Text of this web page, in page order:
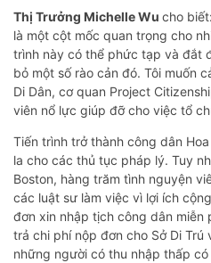
Thị Trưởng Michelle Wu cho
là một cột mốc quan trọng cho
trình này có thể phức tạp và đắt
bỏ một số rào cản đó. Tôi muốn
Di Dân, cơ quan Project
viên nổ lực giúp đỡ cho việc tổ
Tiến trình trở thành công dân
la cho các thủ tục pháp lý. Tuy
Boston, hàng trăm tình nguyện
các luật sư làm việc vì lợi ích
đơn xin nhập tịch công dân miễn
trả chi phí nộp đơn cho Sở Di Trú
những người có thu nhập thấp